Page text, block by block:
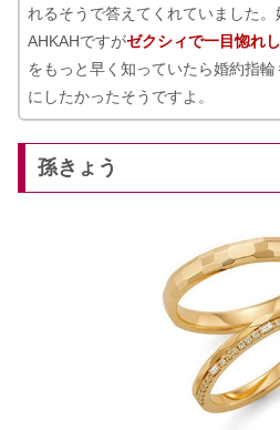
れるそうで答えてくれていました。
AHKAHですがゼクシィで一目惚れ
をもっと早く知っていたら婚約指輪
にしたかったそうですよ。
孫きょう